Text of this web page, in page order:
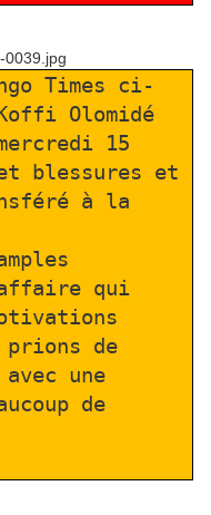
Times ci-
Olomidé
15
blessures et
à la
qui
de
une
de